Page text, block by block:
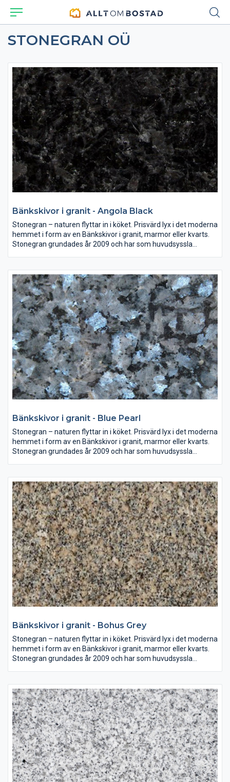
STONEGRAN OÜ
Bänkskivor i granit - Angola Black
Stonegran – naturen flyttar in i köket. Prisvärd lyx i det moderna
hemmet i form av en Bänkskivor i granit, marmor eller kvarts.
Stonegran grundades år 2009 och har som huvudsyssla
Sten i sina naturliga färger är en investering som ni kan njuta av
i många år. Väljer ni en bänkskiva i granit, marmor eller kvarts
ger ni era lokaler en tidlös form och skönhet.
Bänkskivor i granit - Blue Pearl
Stonegran – naturen flyttar in i köket. Prisvärd lyx i det moderna
hemmet i form av en Bänkskivor i granit, marmor eller kvarts.
Stonegran grundades år 2009 och har som huvudsyssla
Sten i sina naturliga färger är en investering som ni kan njuta av
i många år. Väljer ni en bänkskiva i granit, marmor eller kvarts
ger ni era lokaler en tidlös form och skönhet.
Bänkskivor i granit - Bohus Grey
Stonegran – naturen flyttar in i köket. Prisvärd lyx i det moderna
hemmet i form av en Bänkskivor i granit, marmor eller kvarts.
Stonegran grundades år 2009 och har som huvudsyssla
Sten i sina naturliga färger är en investering som ni kan njuta av
i många år. Väljer ni en bänkskiva i granit, marmor eller kvarts
ger ni era lokaler en tidlös form och skönhet.